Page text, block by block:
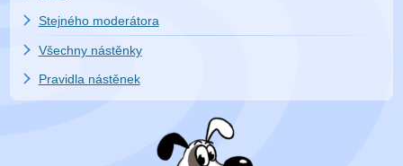
Stejného moderátora
Všechny nástěnky
Pravidla nástěnek